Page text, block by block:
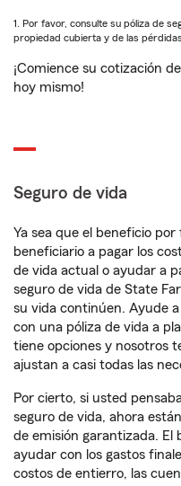
1. Por favor, consulte su póliza de
propiedad cubierta y de las
¡Comience su cotización de
hoy mismo!
Seguro de vida
Ya sea que el beneficio
beneficiario a pagar los
de vida actual o ayudar a
seguro de vida de State
su vida continúen. Ayude
con una póliza de vida a
tiene opciones y nosotros
ajustan a casi todas las
Por cierto, si usted
seguro de vida, ahora
de emisión garantizada.
ayudar con los gastos
costos de entierro, las